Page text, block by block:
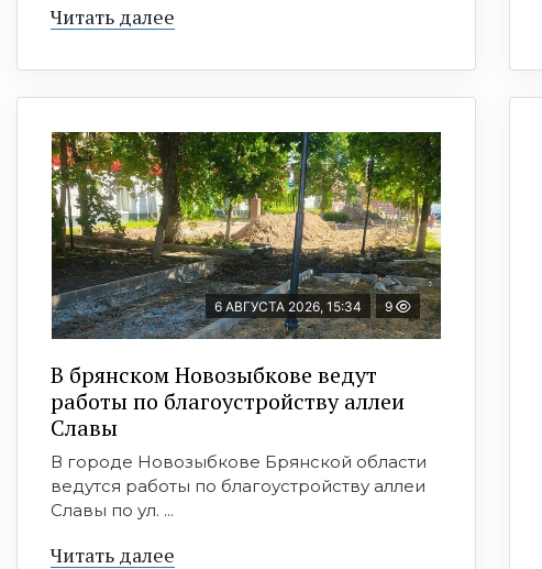
Читать далее
6 АВГУСТА 2026, 15:34 9
В брянском Новозыбкове ведут
работы по благоустройству аллеи
Славы
В городе Новозыбкове Брянской области
ведутся работы по благоустройству аллеи
Славы по ул. ...
Читать далее